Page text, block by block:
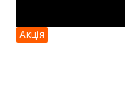
Акція